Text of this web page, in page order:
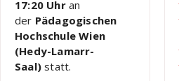
17:20 Uhran
der Pädagogischen
Hochschule Wien
(Hedy-Lamarr-
Saal) statt.